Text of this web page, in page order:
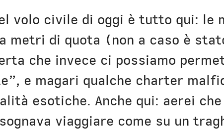
volo civile di oggi è tutto qui: le
metri di quota (non a caso è
che invece ci possiamo
e magari qualche charter
esotiche. Anche qui: aerei
viaggiare come su un